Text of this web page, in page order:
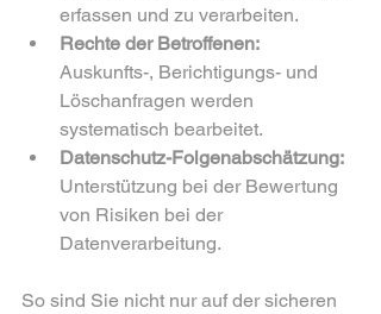
erfassen und zu verarbeiten.
Rechte der Betroffenen:
Auskunfts-, Berichtigungs- und
Löschanfragen werden
systematisch bearbeitet.
Datenschutz-Folgenabschätzung:
Unterstützung bei der Bewertung
von Risiken bei der
Datenverarbeitung.
So sind Sie nicht nur auf der sicheren